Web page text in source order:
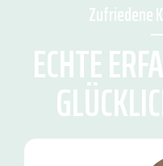
Zufriedene
ECHTE